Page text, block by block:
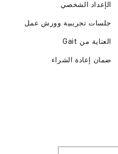
الإعداد الشخصي
جلسات تجريبية وورش عمل
العناية من Gait
ضمان إعادة الشراء